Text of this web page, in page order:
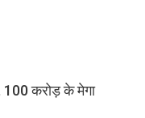
100 करोड़ के मेगा